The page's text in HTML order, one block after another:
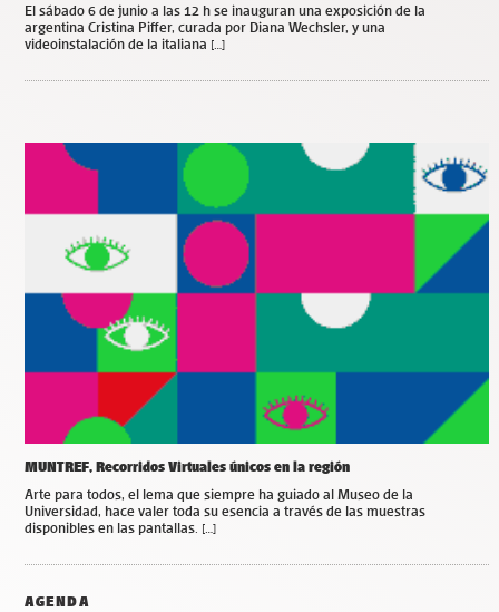
El sábado 6 de junio a las 12 h se inauguran una exposición de la
argentina Cristina Piffer, curada por Diana Wechsler, y una
videoinstalación de la italiana […]
MUNTREF, Recorridos Virtuales únicos en la región
Arte para todos, el lema que siempre ha guiado al Museo de la
Universidad, hace valer toda su esencia a través de las muestras
disponibles en las pantallas. […]
AGENDA